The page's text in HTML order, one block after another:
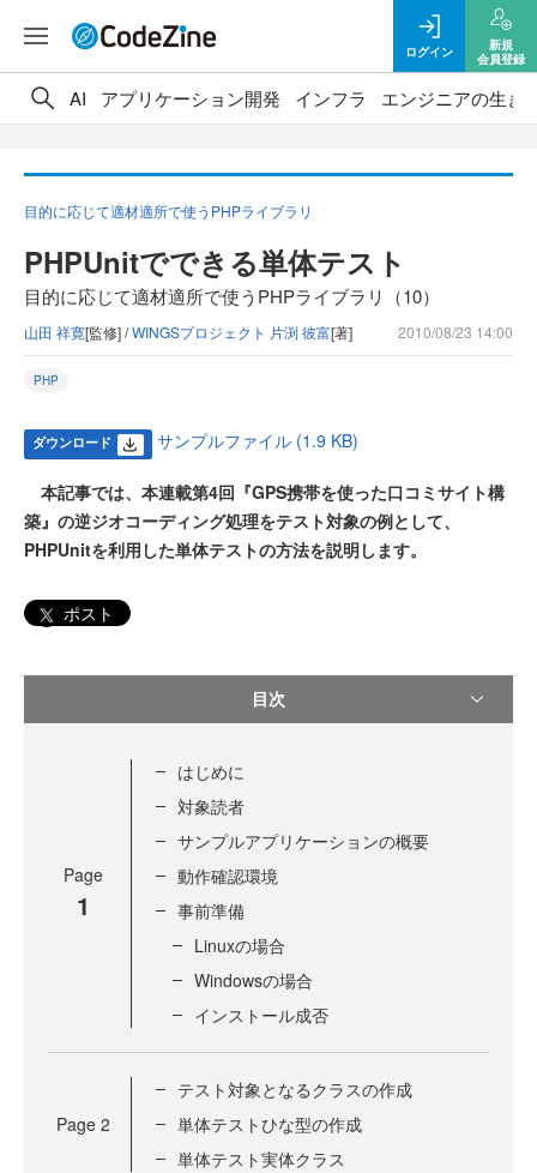
ログイン
新規
会員登録
AI アプリケーション開発 インフラ エンジニアの生き
目的に応じて適材適所で使うPHPライブラリ
PHPUnitでできる単体テスト
目的に応じて適材適所で使うPHPライブラリ（10）
山田 祥寛[監修] /WINGSプロジェクト 片渕 彼富[著] 2010/08/23 14:00
PHP
ダウンロード サンプルファイル (1.9 KB)
本記事では、本連載第4回『GPS携帯を使った口コミサイト構
築』の逆ジオコーディング処理をテスト対象の例として、
PHPUnitを利用した単体テストの方法を説明します。
ポスト
目次
Page
1
はじめに
対象読者
サンプルアプリケーションの概要
動作確認環境
事前準備
Linuxの場合
Windowsの場合
インストール成否
Page 2
テスト対象となるクラスの作成
単体テストひな型の作成
単体テスト実体クラス